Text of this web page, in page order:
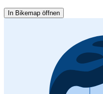
In Bikemap öffnen